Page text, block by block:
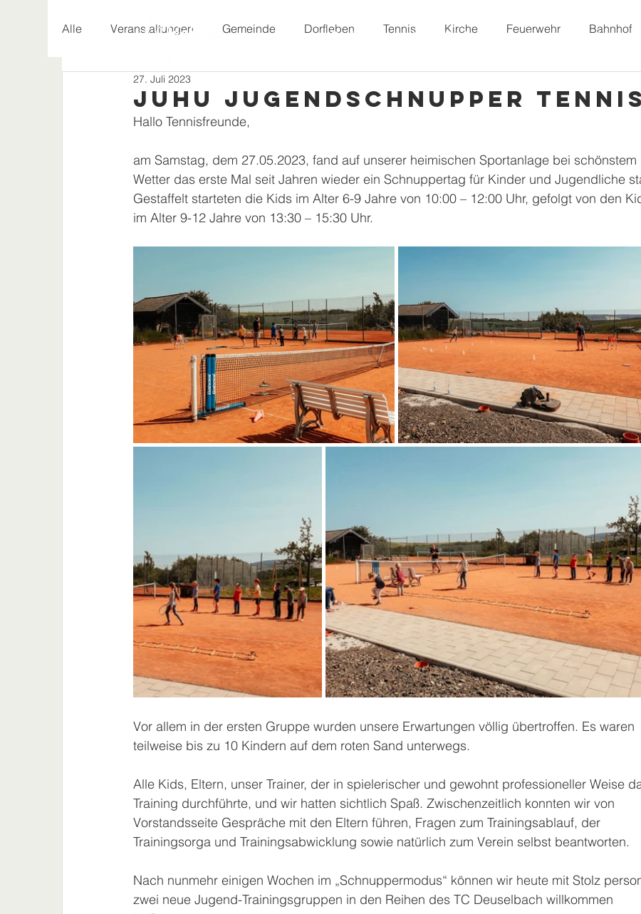
Dorffunk Unser Dorf Vereine Freizeit
Alle Veranstaltungen Gemeinde Dorfleben Tennis Kirche Feuerwehr Bahnhof
GeschichteJuhu Jugendschnupper Tennis
27. Juli 2023
Hallo Tennisfreunde,
am Samstag, dem 27.05.2023, fand auf unserer heimischen Sportanlage bei schönstem
Wetter das erste Mal seit Jahren wieder ein Schnuppertag für Kinder und Jugendliche
Gestaffelt starteten die Kids im Alter 6-9 Jahre von 10:00 – 12:00 Uhr, gefolgt von den
im Alter 9-12 Jahre von 13:30 – 15:30 Uhr.
Vor allem in der ersten Gruppe wurden unsere Erwartungen völlig übertroffen. Es waren
teilweise bis zu 10 Kindern auf dem roten Sand unterwegs.
Alle Kids, Eltern, unser Trainer, der in spielerischer und gewohnt professioneller Weise
Training durchführte, und wir hatten sichtlich Spaß. Zwischenzeitlich konnten wir von
Vorstandsseite Gespräche mit den Eltern führen, Fragen zum Trainingsablauf, der
Trainingsorga und Trainingsabwicklung sowie natürlich zum Verein selbst beantworten.
Nach nunmehr einigen Wochen im „Schnuppermodus“ können wir heute mit Stolz
zwei neue Jugend-Trainingsgruppen in den Reihen des TC Deuselbach willkommen